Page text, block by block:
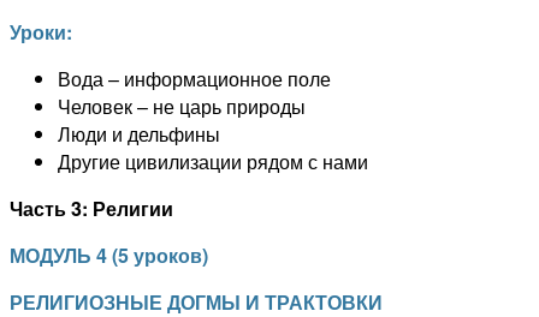
Уроки:
Вода – информационное поле
Человек – не царь природы
Люди и дельфины
Другие цивилизации рядом с нами
Часть 3: Религии
МОДУЛЬ 4(5 уроков)
РЕЛИГИОЗНЫЕ ДОГМЫ И ТРАКТОВКИ